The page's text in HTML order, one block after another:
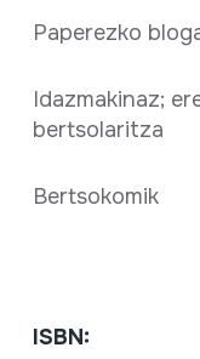
Paperezko
Idazmakinaz;
bertsolaritza
Bertsokomik
ISBN: